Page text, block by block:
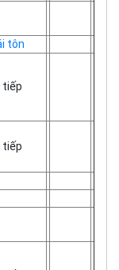
tôn
tiếp
tiếp